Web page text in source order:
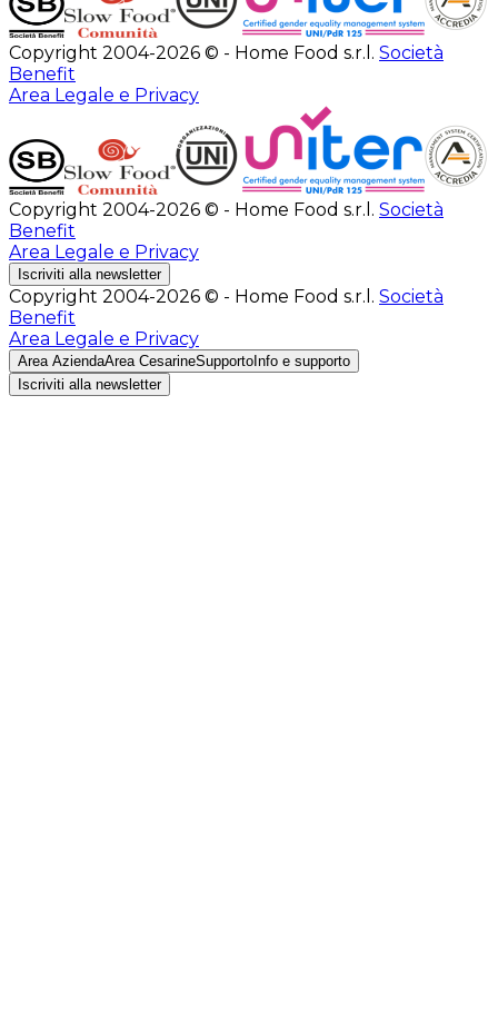
Copyright 2004-2026 © - Home Food s.r.l. Società
Benefit
Area Legale e Privacy
Copyright 2004-2026 © - Home Food s.r.l. Società
Benefit
Area Legale e Privacy
Iscriviti alla newsletter
Copyright 2004-2026 © - Home Food s.r.l. Società
Benefit
Area Legale e Privacy
Area AziendaArea CesarineSupporto Info e supporto
Iscriviti alla newsletter